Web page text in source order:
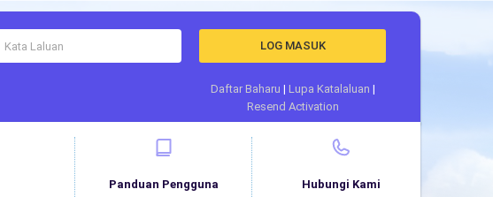
LOG MASUK
Daftar Baharu | Lupa Katalaluan |
Resend Activation
Panduan Pengguna Hubungi Kami